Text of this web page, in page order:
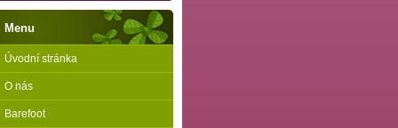
Menu
Úvodní stránka
O nás
Barefoot